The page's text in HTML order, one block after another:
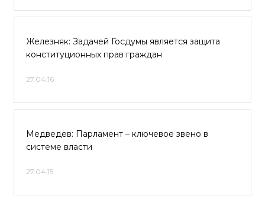
Железняк: Задачей Госдумы является защита
конституционных прав граждан
27.04.16
Медведев: Парламент – ключевое звено в
системе власти
27.04.15